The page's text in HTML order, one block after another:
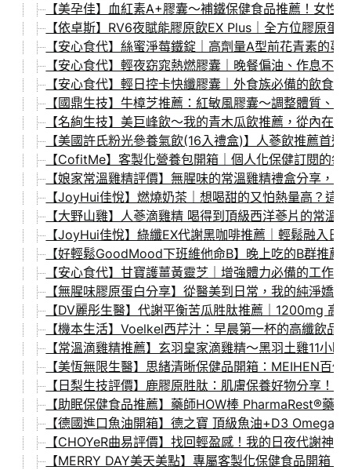
【美孕佳】血紅素A+膠囊～補鐵保健食品推薦！女
【依卓斯】RV6夜賦能膠原飲EX Plus｜全方位膠原
【安心食代】絲蜜淨莓鐵錠｜高劑量A型前花青素的
【安心食代】輕夜窈窕熱燃膠囊｜晚餐偏油、作息不
【安心食代】輕日控卡快纖膠囊｜外食族必備的飲食
【國鼎生技】牛樟芝推薦：紅敏風膠囊～調整體質、
【名絢生技】美巨峰飲～我的青木瓜飲推薦，從內在
【美國許氏粉光參養氣飲(16入禮盒)】人蔘飲推薦首
【CofitMe】客製化營養包開箱｜個人化保健訂閱的
【娘家常溫雞精評價】無腥味的常溫雞精禮盒分享，
【JoyHui佳悅】燃燒奶茶｜想喝甜的又怕熱量高？這
【大野山雞】人蔘滴雞精 喝得到頂級西洋蔘片的常
【JoyHui佳悅】綠纖EX代謝黑咖啡推薦｜輕鬆融入
【好輕鬆GoodMood下班維他命B】晚上吃的B群推
【安心食代】甘寶護薑黃靈芝｜增強體力必備的工作
【無腥味膠原蛋白分享】從醫美到日常，我的純淨嬌
【DV麗彤生醫】代謝平衡苦瓜胜肽推薦｜1200mg
【機本生活】Voelkel西芹汁：早晨第一杯的高纖飲
【常溫滴雞精推薦】玄羽皇家滴雞精～黑羽土雞11小
【美恆無限生醫】思緒清晰保健品開箱：MEIHEN百
【日梨生技評價】鹿膠原胜肽：肌膚保養好物分享！
【助眠保健食品推薦】藥師HOW棒 PharmaRest®藥
【德國進口魚油開箱】德之寶 頂級魚油+D3
【CHOYeR曲易評價】找回輕盈感！我的日夜代謝神
【MERRY DAY美天美點】專屬客製化保健食品開箱